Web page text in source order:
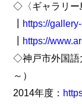
◇〈ギャラリー
https://
https://
◇神戸市外国語
～）
2014年度：